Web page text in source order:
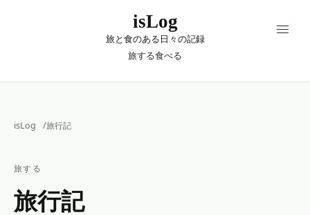
isLog
旅と食のある日々の記録
旅する食べる
isLog 旅行記
旅する
旅行記